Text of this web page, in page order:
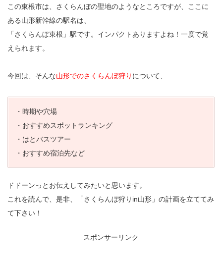
この東根市は、さくらんぼの聖地のようなところですが、ここに
ある山形新幹線の駅名は、
「さくらんぼ東根」駅です。インパクトありますよね！一度で覚
えられます。
今回は、そんな山形でのさくらんぼ狩り について、
・時期や穴場
・おすすめスポットランキング
・はとバスツアー
・おすすめ宿泊先など
ドドーンっとお伝えしてみたいと思います。
これを読んで、是非、「さくらんぼ狩りin山形」の計画を立ててみ
て下さい！
スポンサーリンク